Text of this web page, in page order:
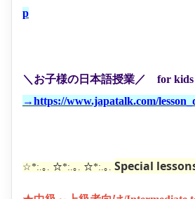
p
＼お子様の日本語授業／ for
→https://www.japatalk.com/
☆*:.｡. ☆*:.｡. ☆*:.｡. Special